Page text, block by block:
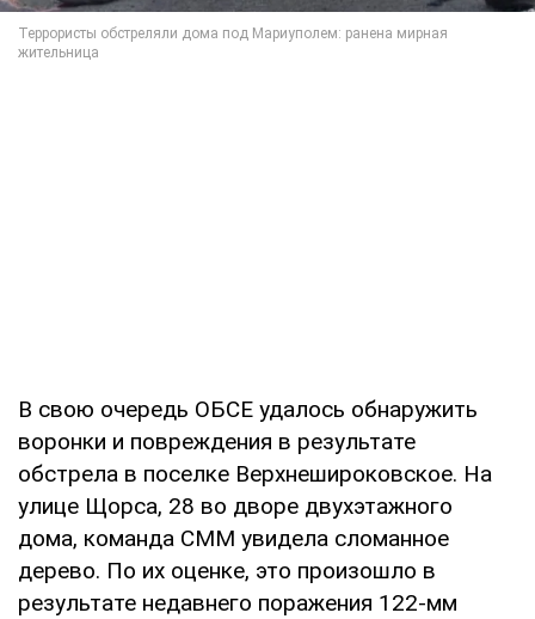
В свою очередь ОБСЕ удалось обнаружить
воронки и повреждения в результате
обстрела в поселке Верхнешироковское. На
улице Щорса, 28 во дворе двухэтажного
дома, команда СММ увидела сломанное
дерево. По их оценке, это произошло в
результате недавнего поражения 122-мм